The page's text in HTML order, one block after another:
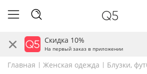
Скидка 10%
На первый заказ в приложении
Главная Женская одежда Блузки,